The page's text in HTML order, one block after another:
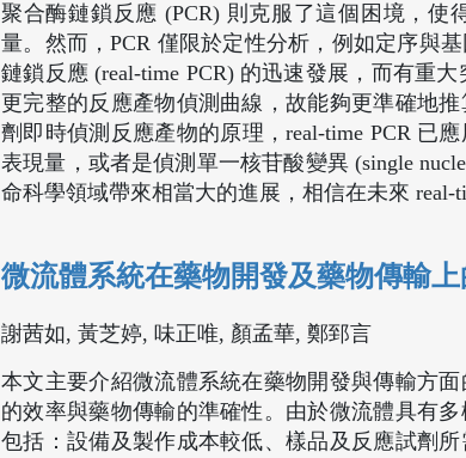
聚合酶鏈鎖反應 (PCR) 則克服了這個困境，
量。然而，PCR 僅限於定性分析，例如定序與
鏈鎖反應 (real-time PCR) 的迅速發展，而有重
更完整的反應產物偵測曲線，故能夠更準確地
劑即時偵測反應產物的原理，real-time PCR 已
表現量，或者是偵測單一核苷酸變異 (single
命科學領域帶來相當大的進展，相信在未來 real-
微流體系統在藥物開發及藥物傳輸上
謝茜如, 黃芝婷, 味正唯, 顏孟華, 鄭郅言
本文主要介紹微流體系統在藥物開發與傳輸方
的效率與藥物傳輸的準確性。由於微流體具有
包括：設備及製作成本較低、樣品及反應試劑